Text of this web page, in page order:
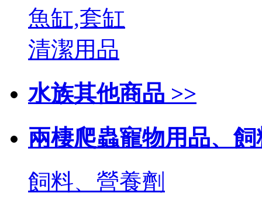
魚缸,套缸
清潔用品
水族其他商品 >>
兩棲爬蟲寵物用品、飼
飼料、營養劑